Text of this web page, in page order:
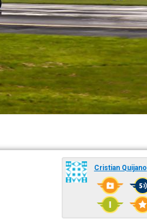
Cristian Quijano